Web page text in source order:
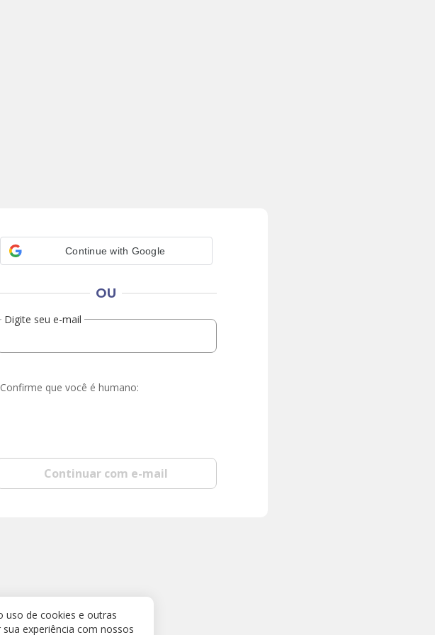
Continue with Google
OU
Digite seu e-mail
Confirme que você é humano:
Continuar com e-mail